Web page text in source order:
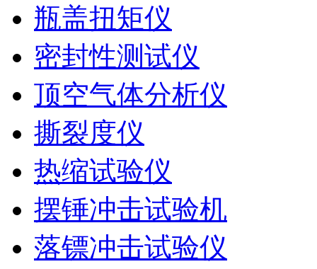
瓶盖扭矩仪
密封性测试仪
顶空气体分析仪
撕裂度仪
热缩试验仪
摆锤冲击试验机
落镖冲击试验仪